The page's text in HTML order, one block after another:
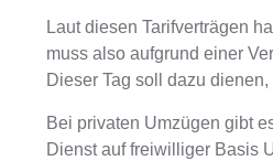
Laut diesen Tarifverträgen
muss also aufgrund einer
Dieser Tag soll dazu
Bei privaten Umzügen gibt
Dienst auf freiwilliger Basis